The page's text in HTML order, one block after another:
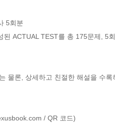
5회분
된 ACTUAL TEST를 총 175문제, 5
물론, 상세하고 친절한 해설을 수